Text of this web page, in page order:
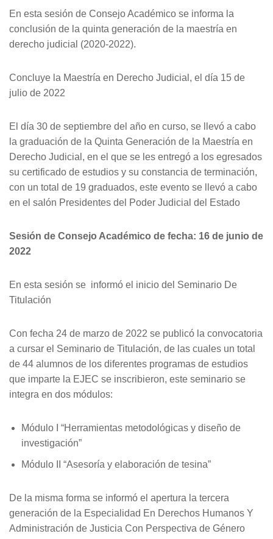
En esta sesión de Consejo Académico se informa la
conclusión de la quinta generación de la maestría en
derecho judicial (2020-2022).
Concluye la Maestría en Derecho Judicial, el día 15 de
julio de 2022
El día 30 de septiembre del año en curso, se llevó a cabo
la graduación de la Quinta Generación de la Maestría en
Derecho Judicial, en el que se les entregó a los egresados
su certificado de estudios y su constancia de terminación,
con un total de 19 graduados, este evento se llevó a cabo
en el salón Presidentes del Poder Judicial del Estado
Sesión de Consejo Académico de fecha: 16 de junio de
2022
En esta sesión se informó el inicio del Seminario De
Titulación
Con fecha 24 de marzo de 2022 se publicó la convocatoria
a cursar el Seminario de Titulación, de las cuales un total
de 44 alumnos de los diferentes programas de estudios
que imparte la EJEC se inscribieron, este seminario se
integra en dos módulos:
Módulo I “Herramientas metodológicas y diseño de
investigación”
Módulo II “Asesoría y elaboración de tesina”
De la misma forma se informó el apertura la tercera
generación de la Especialidad En Derechos Humanos Y
Administración de Justicia Con Perspectiva de Género